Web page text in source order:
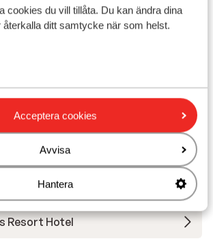
cookies du vill tillåta. Du kan ändra dina
återkalla ditt samtycke när som helst.
Acceptera cookies
Avvisa
Hantera
ca 1 km
i Röda havet
Resort Hotel